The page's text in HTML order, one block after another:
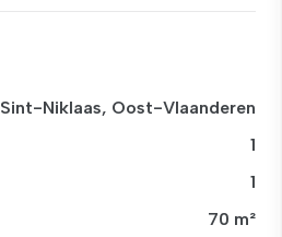
Sint-Niklaas, Oost-Vlaanderen
1
1
70 m²